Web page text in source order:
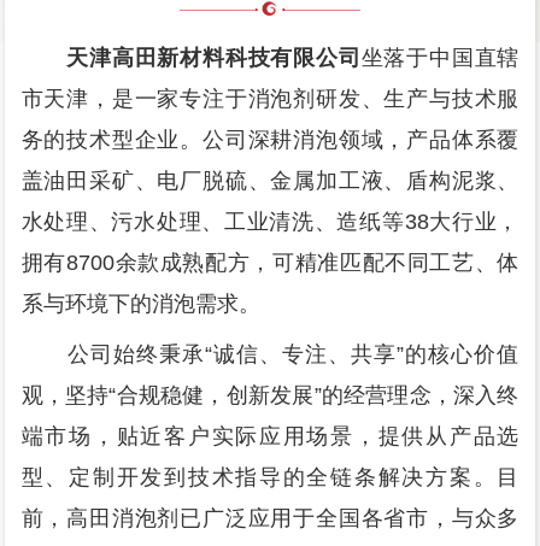
天津高田新材料科技有限公司 坐落于中国直辖
市天津，是一家专注于消泡剂研发、生产与技术服
务的技术型企业。公司深耕消泡领域，产品体系覆
盖油田采矿、电厂脱硫、金属加工液、盾构泥浆、
水处理、污水处理、工业清洗、造纸等38大行业，
拥有8700余款成熟配方，可精准匹配不同工艺、体
系与环境下的消泡需求。
公司始终秉承“诚信、专注、共享”的核心价值
观，坚持“合规稳健，创新发展”的经营理念，深入终
端市场，贴近客户实际应用场景，提供从产品选
型、定制开发到技术指导的全链条解决方案。目
前，高田消泡剂已广泛应用于全国各省市，与众多